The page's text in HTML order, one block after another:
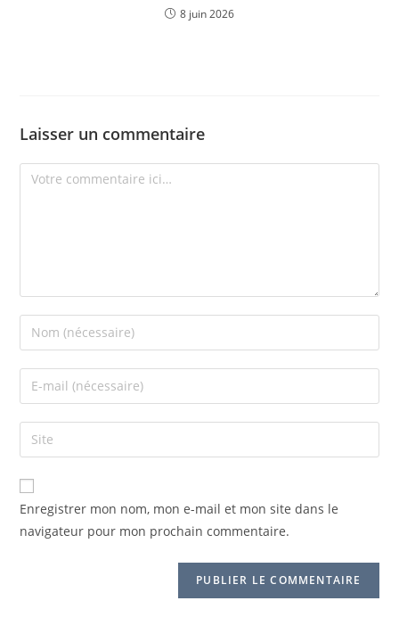
8 juin 2026
Laisser un commentaire
Enregistrer mon nom, mon e-mail et mon site dans le
navigateur pour mon prochain commentaire.